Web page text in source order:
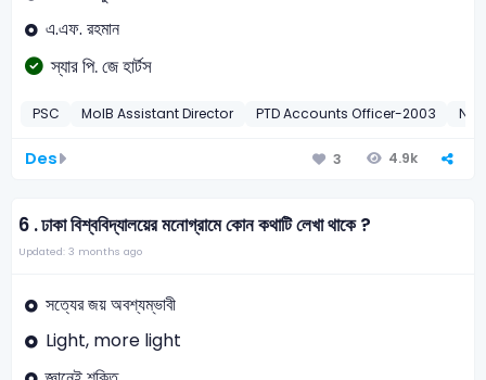
এ.এফ. রহমান
স্যার পি. জে হার্টস
PSC MoIB Assistant Director PTD Accounts Officer-2003
Des 3 4.9k
6 .ঢাকা বিশ্ববিদ্যালয়ের মনোগ্রামে কোন কথাটি লেখা থাকে ?
Updated: 3 months ago
সত্যের জয় অবশ্যম্ভাবী
Light, more light